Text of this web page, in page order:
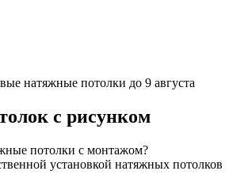
натяжные потолки до 9 августа
с рисунком
потолки с монтажом?
установкой натяжных потолков